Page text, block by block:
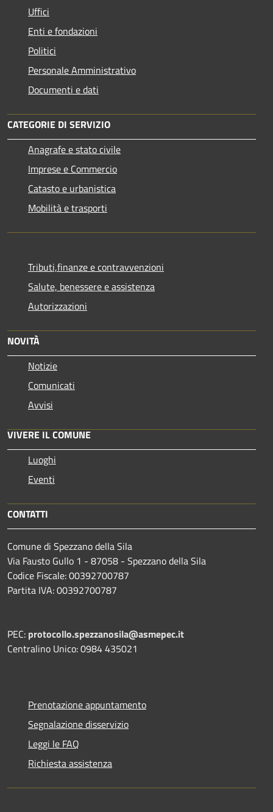
Uffici
Enti e fondazioni
Politici
Personale Amministrativo
Documenti e dati
CATEGORIE DI SERVIZIO
Anagrafe e stato civile
Imprese e Commercio
Catasto e urbanistica
Mobilità e trasporti
Tributi,finanze e contravvenzioni
Salute, benessere e assistenza
Autorizzazioni
NOVITÀ
Notizie
Comunicati
Avvisi
VIVERE IL COMUNE
Luoghi
Eventi
CONTATTI
Comune di Spezzano della Sila
Via Fausto Gullo 1 - 87058 - Spezzano della Sila
Codice Fiscale: 00392700787
Partita IVA: 00392700787
PEC: protocollo.spezzanosila@asmepec.it
Centralino Unico: 0984 435021
Prenotazione appuntamento
Segnalazione disservizio
Leggi le FAQ
Richiesta assistenza